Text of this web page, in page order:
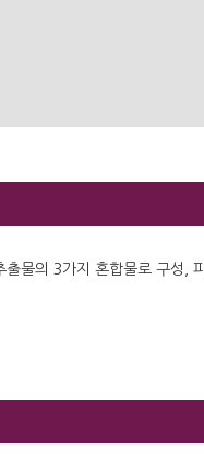
물의 3가지 혼합물로 구성, 피